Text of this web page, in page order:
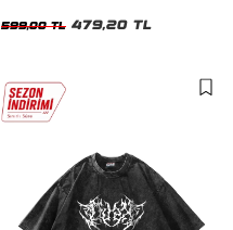
599,00 TL 479,20 TL